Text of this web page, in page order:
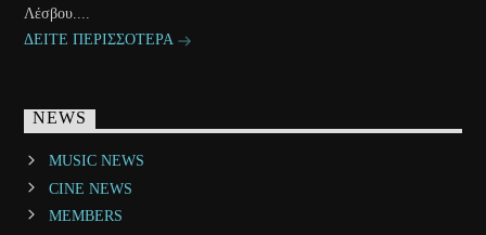
Λέσβου....
ΔΕΙΤΕ ΠΕΡΙΣΣΟΤΕΡΑ
NEWS
MUSIC NEWS
CINE NEWS
MEMBERS